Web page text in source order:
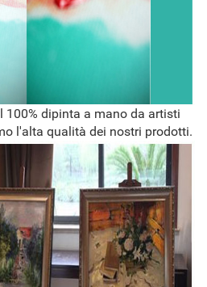
100% dipinta a mano da artisti
l'alta qualità dei nostri prodotti.